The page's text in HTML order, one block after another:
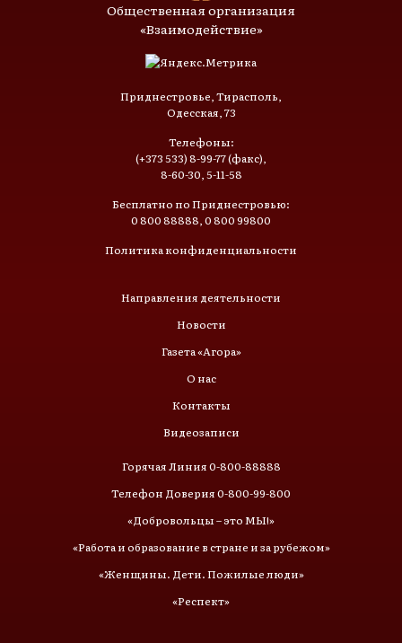
Общественная организация
«Взаимодействие»
Приднестровье, Тирасполь,
Одесская, 73
Телефоны:
(+373 533) 8-99-77 (факс),
8-60-30, 5-11-58
Бесплатно по Приднестровью:
0 800 88888, 0 800 99800
Политика конфиденциальности
Направления деятельности
Новости
Газета «Агора»
О нас
Контакты
Видеозаписи
Горячая Линия 0-800-88888
Телефон Доверия 0-800-99-800
«Добровольцы – это МЫ!»
«Работа и образование в стране и за рубежом»
«Женщины. Дети. Пожилые люди»
«Респект»